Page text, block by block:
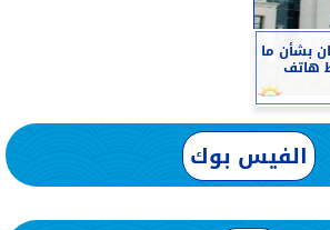
بشأن ما
هاتف
الفيس بوك